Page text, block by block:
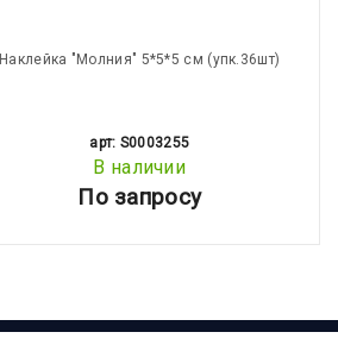
Наклейка "Молния" 5*5*5 см (упк.36шт)
арт: S0003255
В наличии
По запросу